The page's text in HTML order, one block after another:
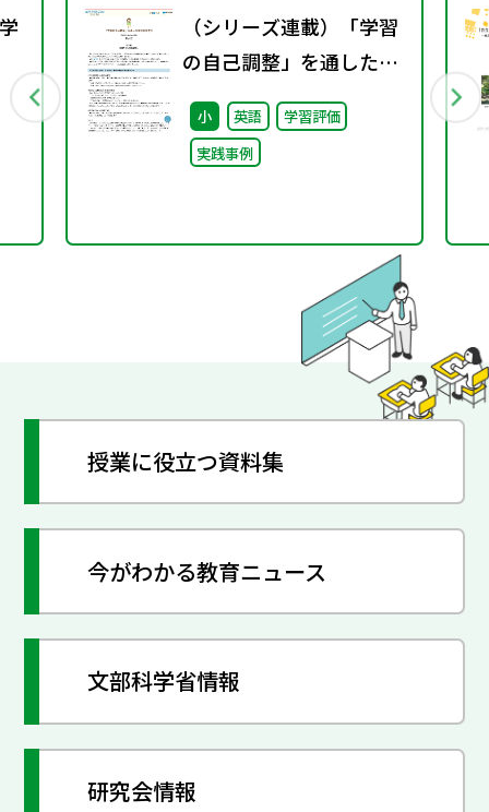
（シリーズ連載）「学習
の自己調整」を通した主
体的な学び 【第5回】
見取りからの指導改善
小 英語
学習評価
実践事例
授業に役立つ資料集
今がわかる教育ニュース
文部科学省情報
研究会情報